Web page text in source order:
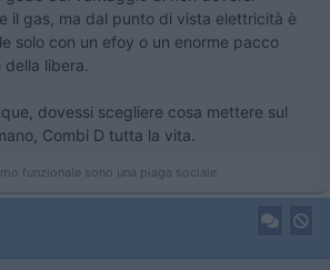
il gas, ma dal punto di vista elettricità è
solo con un efoy o un enorme pacco
libera.
dovessi scegliere cosa mettere sul
Combi D tutta la vita.
funzionale sono una piaga sociale